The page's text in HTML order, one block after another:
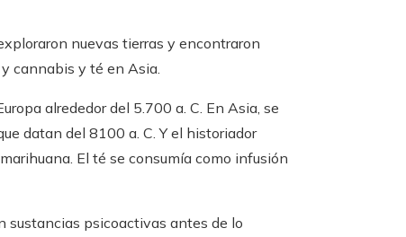
nuevas tierras y encontraron
cannabis y té en Asia.
alrededor del 5.700 a. C. En Asia, se
datan del 8100 a. C. Y el historiador
El té se consumía como infusión
sustancias psicoactivas antes de lo